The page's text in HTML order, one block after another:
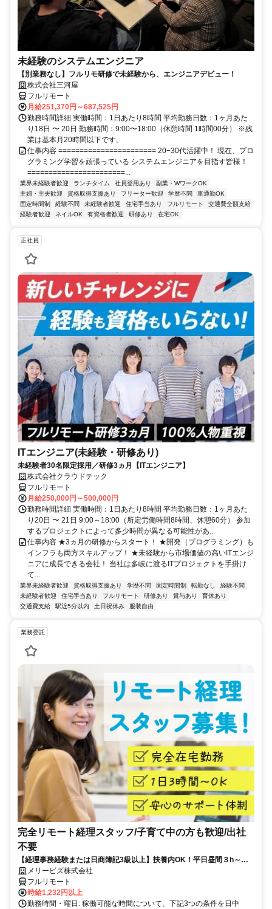
未経験のシステムエンジニア
【別業務なし】フルリモ研修で未経験から、エンジニアデビュー！
株式会社三河屋
フルリモート
月給251,370円～687,525円
勤務時間詳細 実働時間：1日あたり8時間 平均勤務日数：1ヶ月あた
り18日 〜 20日 勤務時間：9:00〜18:00（休憩時間 1時間00分） ※残
業は基本月20時間以下です。
仕事内容 ======================= 20−30代活躍中！ 現在、プロ
グラミング学習を頑張っている システムエンジニアを目指す皆様！
=======================...
業界未経験者歓迎 ランチタイム 社員登用あり
副業・WワークOK
主婦・主夫歓迎
資格取得支援あり フリーター歓迎 学歴不問
車通勤OK
固定時間制
経験不問 未経験者歓迎 住宅手当あり フルリモート
交通費全額支給
経験者歓迎
ネイルOK 有資格者歓迎 研修あり 在宅OK
正社員
ITエンジニア(未経験・研修あり)
未経験者30名限定採用／研修3ヵ月【ITエンジニア】
株式会社クラウドテック
フルリモート
月給250,000円～500,000円
勤務時間詳細 実働時間：1日あたり8時間 平均勤務日数：1ヶ月あた
り20日 〜 21日 9:00～18:00（所定労働時間8時間、休憩60分） 参加
するプロジェクトによって多少時間が異なる可能性があ...
仕事内容 ★3ヵ月の研修からスタート！ ★開発（プログラミング）も
インフラも両方スキルアップ！ ★未経験から市場価値の高いITエンジ
ニアに成長できる会社！ 当社は多岐に渡るITプロジェクトを手掛け
て...
業界未経験者歓迎 資格取得支援あり 学歴不問 固定時間制 転勤なし
経験不問
未経験者歓迎
住宅手当あり フルリモート 研修あり 賞与あり
育休あり
交通費支給
駅近5分以内 土日祝休み 服装自由
業務委託
完全リモート経理スタッフ/子育て中の方も歓迎/出社
不要
【経理事務経験または日商簿記3級以上】扶養内OK！平日昼間３h～。
完全在宅で育児・介護中の方も大歓迎♪
メリービズ株式会社
フルリモート
時給1,232円以上
勤務時間・曜日: 稼働可能な時間について、下記3つの条件を日中